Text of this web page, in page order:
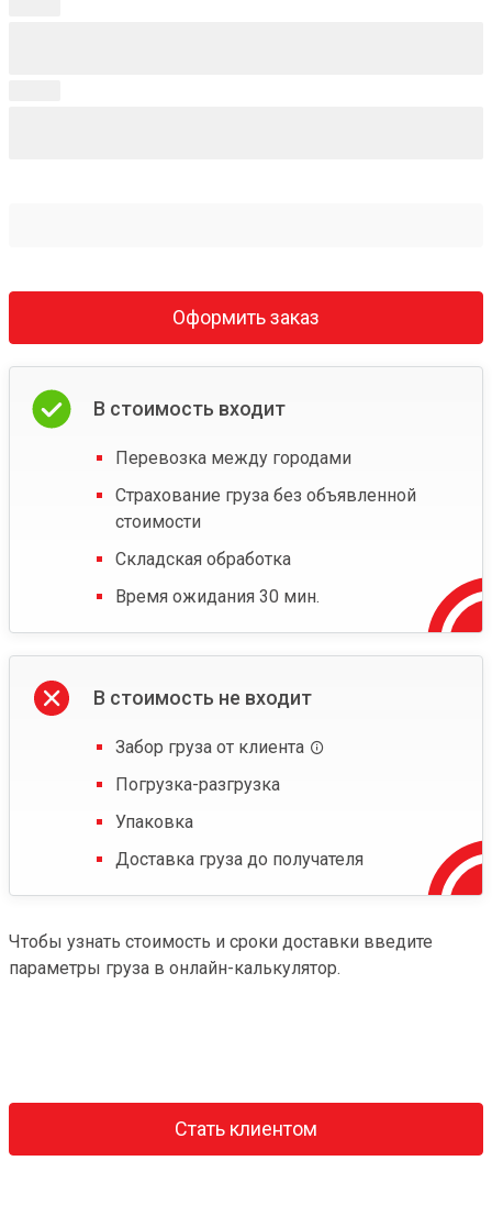
Оформить заказ
В стоимость входит
Перевозка между городами
Страхование груза без объявленной
стоимости
Складская обработка
Время ожидания 30 мин.
В стоимость не входит
Забор груза от клиента
Погрузка-разгрузка
Упаковка
Доставка груза до получателя
Чтобы узнать стоимость и сроки доставки введите
параметры груза в онлайн-калькулятор.
Стать клиентом